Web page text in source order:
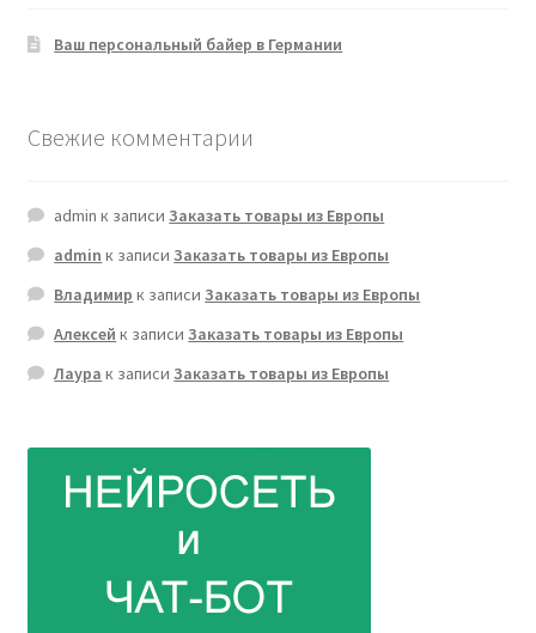
Ваш персональный байер в Германии
Свежие комментарии
admin к записиЗаказать товары из Европы
admin к записиЗаказать товары из Европы
Владимир к записиЗаказать товары из Европы
Алексей к записиЗаказать товары из Европы
Лаура к записиЗаказать товары из Европы